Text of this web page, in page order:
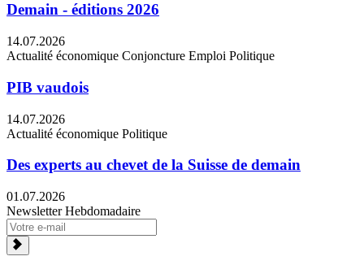
Demain - éditions 2026
14.07.2026
Actualité économique Conjoncture Emploi Politique
PIB vaudois
14.07.2026
Actualité économique Politique
Des experts au chevet de la Suisse de demain
01.07.2026
Newsletter Hebdomadaire